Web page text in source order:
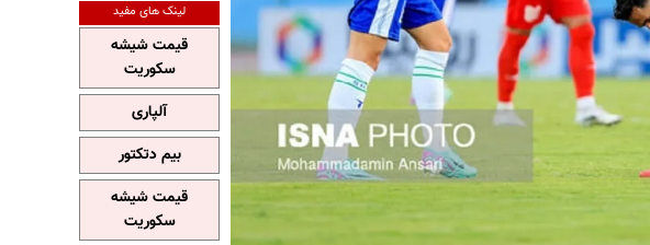
لینک های مفید
قیمت شیشه
سکوریت
آلپاری
بیم دتکتور
قیمت شیشه
سکوریت